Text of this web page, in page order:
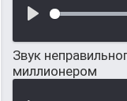
Звук
миллионером